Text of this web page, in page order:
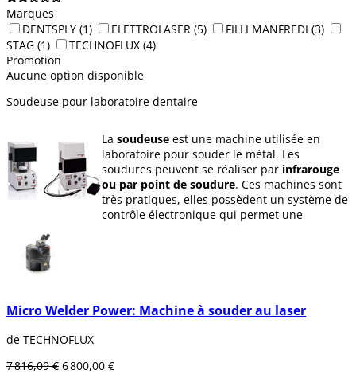
Marques
DENTSPLY (1) ELETTROLASER (5) FILLI MANFREDI (3)
STAG (1) TECHNOFLUX (4)
Promotion
Aucune option disponible
Soudeuse pour laboratoire dentaire
La soudeuse est une machine utilisée en
laboratoire pour souder le métal. Les
soudures peuvent se réaliser par infrarouge
ou par point de soudure. Ces machines sont
très pratiques, elles possèdent un système de
contrôle électronique qui permet une
Micro Welder Power: Machine à souder au laser
de TECHNOFLUX
7 816,09 € 6 800,00 €